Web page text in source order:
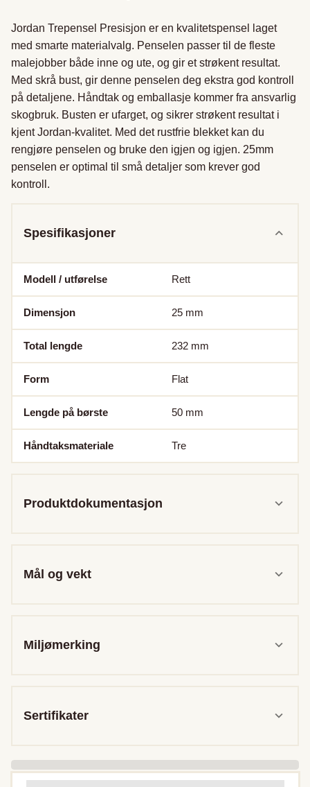
Jordan Trepensel Presisjon er en kvalitetspensel laget
med smarte materialvalg. Penselen passer til de fleste
malejobber både inne og ute, og gir et strøkent resultat.
Med skrå bust, gir denne penselen deg ekstra god kontroll
på detaljene. Håndtak og emballasje kommer fra ansvarlig
skogbruk. Busten er ufarget, og sikrer strøkent resultat i
kjent Jordan-kvalitet. Med det rustfrie blekket kan du
rengjøre penselen og bruke den igjen og igjen. 25mm
penselen er optimal til små detaljer som krever god
kontroll.
Spesifikasjoner
Modell / utførelse Rett
Dimensjon 25 mm
Total lengde 232 mm
Form Flat
Lengde på børste 50 mm
Håndtaksmateriale Tre
Produktdokumentasjon
Mål og vekt
Miljømerking
Sertifikater